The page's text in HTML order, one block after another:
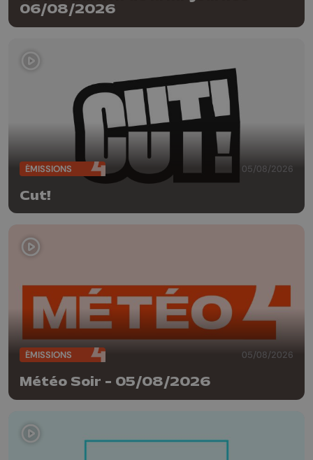
06/08/2026
ÉMISSIONS 05/08/2026
Cut!
ÉMISSIONS 05/08/2026
Météo Soir - 05/08/2026